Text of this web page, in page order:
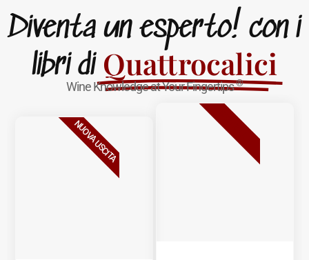
Diventa un esperto! con i
libri di Quattrocalici
Wine Knowledge at Your Fingertips®
NUOVA USCITA BESTSELLER